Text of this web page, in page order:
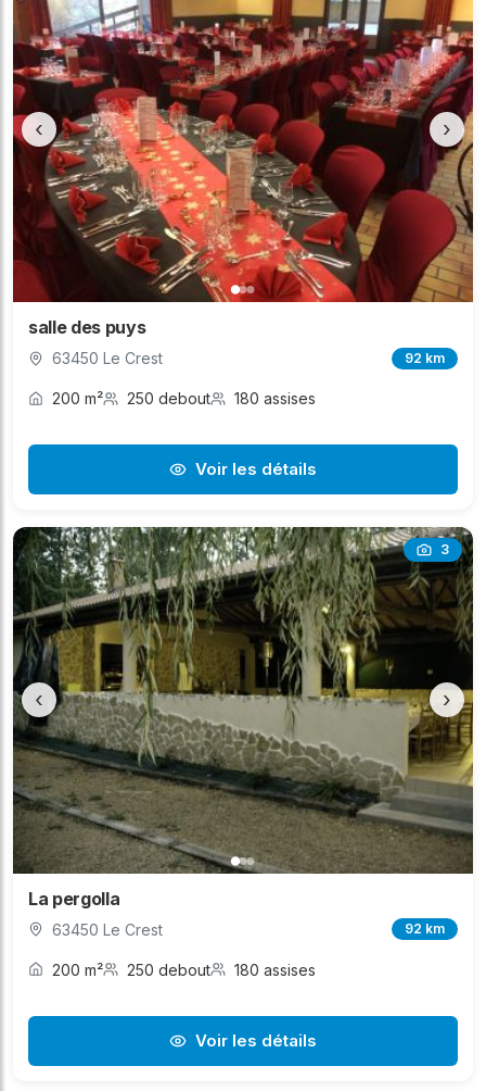
‹ ›
salle des puys
63450 Le Crest 92 km
200 m² 250 debout 180 assises
Voir les détails
3
‹ ›
La pergolla
63450 Le Crest 92 km
200 m² 250 debout 180 assises
Voir les détails